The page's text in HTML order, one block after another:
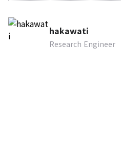
hakawati
Research Engineer